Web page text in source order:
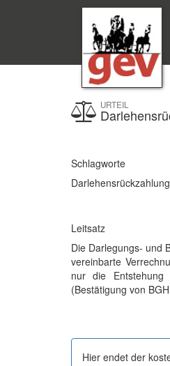
URTEIL
Schlagworte
Leitsatz
Die Darlegungs- und
vereinbarte
nur die Entstehung
(Bestätigung von
Hier endet der